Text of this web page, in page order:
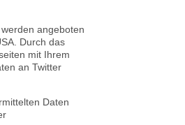
angeboten
Durch das
mit Ihrem
an Twitter
Daten